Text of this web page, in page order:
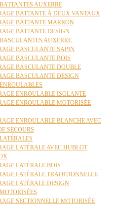
AUXERRE
BATTANTE À DEUX VANTAUX
BATTANTE MARRON
BATTANTE DESIGN
AUXERRE
BASCULANTE SAPIN
BASCULANTE BOIS
BASCULANTE DOUBLE
BASCULANTE DESIGN
ENROULABLE ISOLANTE
ENROULABLE MOTORISÉE
ENROULABLE BLANCHE AVEC
SECOURS
LATÉRALE AVEC HUBLOT
LATÉRALE BOIS
LATÉRALE TRADITIONNELLE
LATÉRALE DESIGN
SECTIONNELLE MOTORISÉE